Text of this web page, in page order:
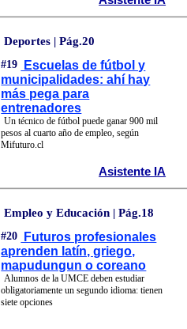
Deportes | Pág.20
#19
Escuelas de fútbol y
municipalidades: ahí hay
más pega para
entrenadores
Un técnico de fútbol puede ganar 900 mil
pesos al cuarto año de empleo, según
Mifuturo.cl
Asistente IA
Empleo y Educación | Pág.18
#20
Futuros profesionales
aprenden latín, griego,
mapudungun o coreano
Alumnos de la UMCE deben estudiar
obligatoriamente un segundo idioma: tienen
siete opciones